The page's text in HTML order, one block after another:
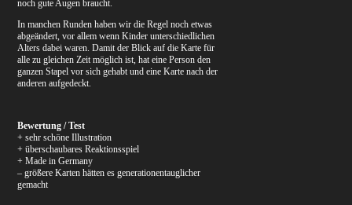
noch gute Augen braucht.
In manchen Runden haben wir die Regel noch etwas
abgeändert, vor allem wenn Kinder unterschiedlichen
Alters dabei waren. Damit der Blick auf die Karte für
alle zu gleichen Zeit möglich ist, hat eine Person den
ganzen Stapel vor sich gehabt und eine Karte nach der
anderen aufgedeckt.
Bewertung / Test
+ sehr schöne Illustration
+ überschaubares Reaktionsspiel
+ Made in Germany
– größere Karten hätten es generationentauglicher
gemacht